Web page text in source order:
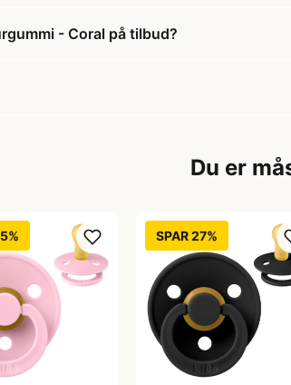
- Coral på tilbud?
Du er
SPAR 27%